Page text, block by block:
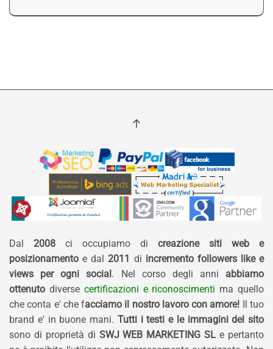
Dal 2008 ci occupiamo di creazione siti web e
posizionamento e dal 2011 di incremento followers like e
views per ogni social. Nel corso degli anni abbiamo
ottenuto diverse certificazioni e riconoscimenti ma quello
che conta e' che facciamo il nostro lavoro con amore! Il tuo
brand e' in buone mani. Tutti i testi e le immagini del sito
sono di proprietà di SWJ WEB MARKETING SL e pertanto